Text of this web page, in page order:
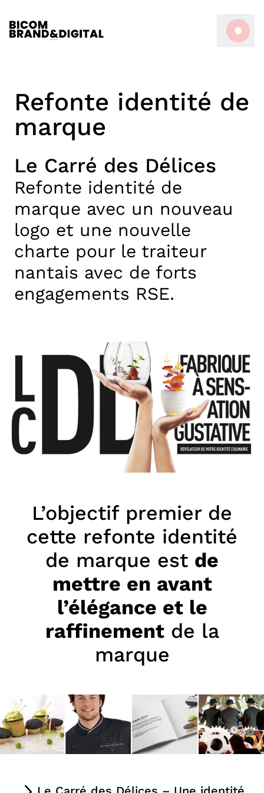
Refonte identité de
marque
Le Carré des Délices
Refonte identité de
marque avec un nouveau
logo et une nouvelle
charte pour le traiteur
nantais avec de forts
engagements RSE.
L’objectif premier de
cette refonte identité
de marque est de
mettre en avant
l’élégance et le
raffinementde la
marque